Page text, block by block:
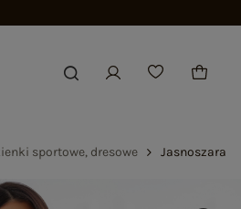
sportowe, dresowe Jasnoszara